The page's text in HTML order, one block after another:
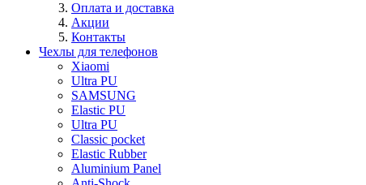
Оплата и доставка
Акции
Контакты
Чехлы для телефонов
Xiaomi
Ultra PU
SAMSUNG
Elastic PU
Ultra PU
Classic pocket
Elastic Rubber
Aluminium Panel